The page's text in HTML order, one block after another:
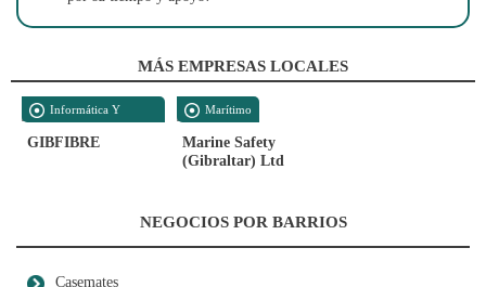
MÁS EMPRESAS LOCALES
Informática Y
Telecomunicaciones
GIBFIBRE
Marítimo
Marine Safety
(Gibraltar) Ltd
NEGOCIOS POR BARRIOS
Casemates